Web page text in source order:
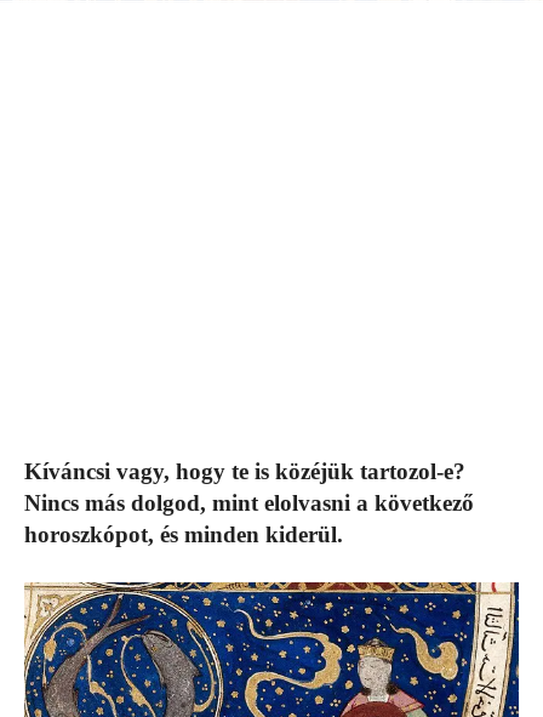
Kíváncsi vagy, hogy te is közéjük tartozol-e?
Nincs más dolgod, mint elolvasni a következő
horoszkópot, és minden kiderül.